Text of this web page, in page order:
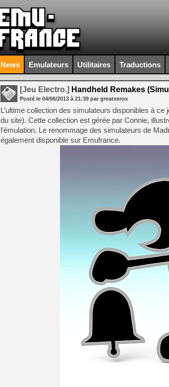
News Emulateurs Utilitaires Traductions
[Jeu Electro.] Handheld Remakes
Posté le 04/06/2013 à 21:39 par greatxerox
L’ultime collection des simulateurs disponibles à
du site). Cette collection est gérée par Connie,
l’émulation. Le renommage des simulateurs de
également disponible sur Emufrance.